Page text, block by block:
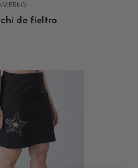
de fieltro